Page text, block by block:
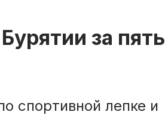
за пять
спортивной лепке и